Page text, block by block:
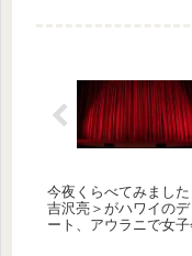
今夜くらべてみまし
吉沢亮＞がハワイの
ート、アウラニで女子